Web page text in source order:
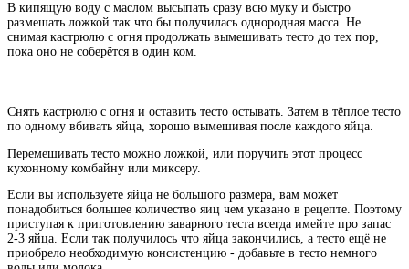
В кипящую воду с маслом высыпать сразу всю муку и быстро
размешать ложкой так что бы получилась однородная масса. Не
снимая кастрюлю с огня продолжать вымешивать тесто до тех пор,
пока оно не соберётся в один ком.
Снять кастрюлю с огня и оставить тесто остывать. Затем в тёплое тесто
по одному вбивать яйца, хорошо вымешивая после каждого яйца.
Перемешивать тесто можно ложкой, или поручить этот процесс
кухонному комбайну или миксеру.
Если вы используете яйца не большого размера, вам может
понадобиться большее количество яиц чем указано в рецепте. Поэтому
приступая к приготовлению заварного теста всегда имейте про запас
2-3 яйца. Если так получилось что яйца закончились, а тесто ещё не
приобрело необходимую консистенцию - добавьте в тесто немного